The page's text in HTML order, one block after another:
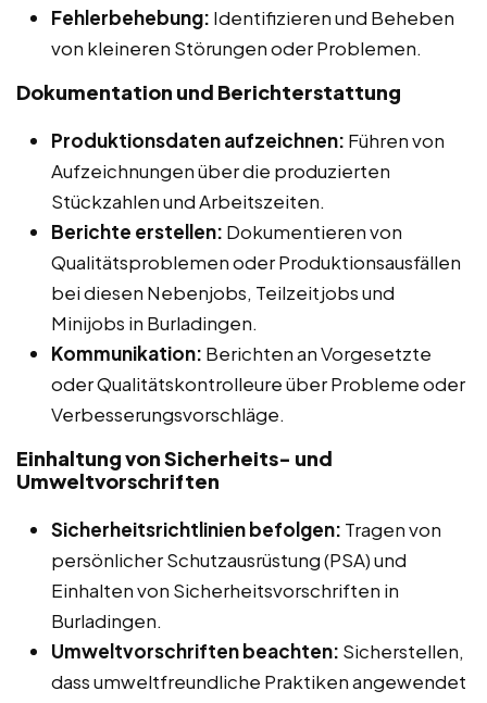
Fehlerbehebung: Identifizieren und Beheben
von kleineren Störungen oder Problemen.
Dokumentation und Berichterstattung
Produktionsdaten aufzeichnen: Führen von
Aufzeichnungen über die produzierten
Stückzahlen und Arbeitszeiten.
Berichte erstellen: Dokumentieren von
Qualitätsproblemen oder Produktionsausfällen
bei diesen Nebenjobs, Teilzeitjobs und
Minijobs in Burladingen.
Kommunikation: Berichten an Vorgesetzte
oder Qualitätskontrolleure über Probleme oder
Verbesserungsvorschläge.
Einhaltung von Sicherheits- und
Umweltvorschriften
Sicherheitsrichtlinien befolgen: Tragen von
persönlicher Schutzausrüstung (PSA) und
Einhalten von Sicherheitsvorschriften in
Burladingen.
Umweltvorschriften beachten: Sicherstellen,
dass umweltfreundliche Praktiken angewendet